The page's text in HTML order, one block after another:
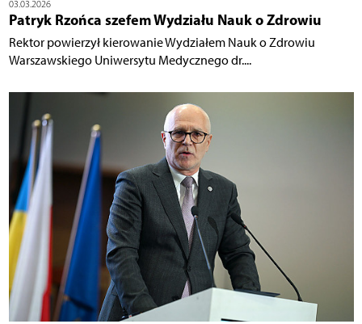
03.03.2026
Patryk Rzońca szefem Wydziału Nauk o Zdrowiu
Rektor powierzył kierowanie Wydziałem Nauk o Zdrowiu
Warszawskiego Uniwersytu Medycznego dr....